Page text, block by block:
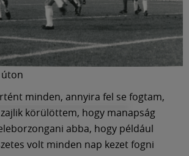
úton
minden, annyira fel se fogtam,
körülöttem, hogy manapság
abba, hogy például
volt minden nap kezet fogni